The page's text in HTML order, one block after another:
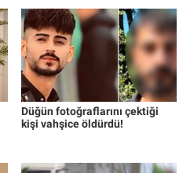
Düğün fotoğraflarını çektiği
kişi vahşice öldürdü!